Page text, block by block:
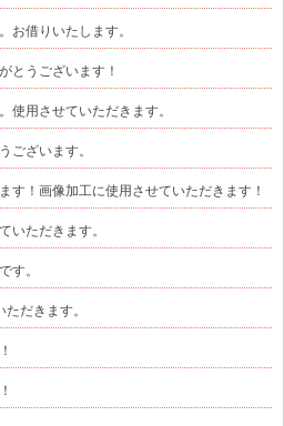
お借りいたします。
とうございます！
使用させていただきます。
ございます。
す！画像加工に使用させていただきます！
いただきます。
す。
だきます。